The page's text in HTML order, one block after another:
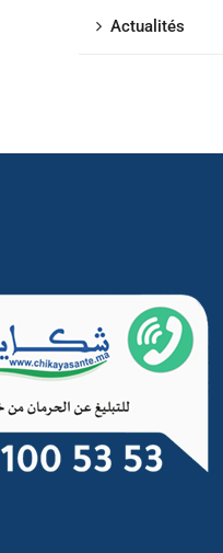
Actualités